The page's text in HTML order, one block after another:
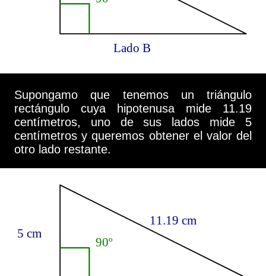
Supongamo que tenemos un triángulo
rectángulo cuya hipotenusa mide 11.19
centímetros, uno de sus lados mide 5
centímetros y queremos obtener el valor del
otro lado restante.